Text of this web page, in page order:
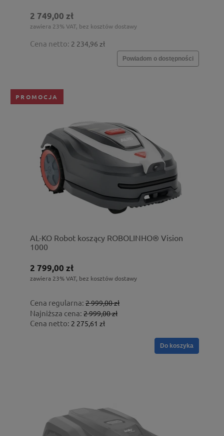
2 749,00 zł
zawiera 23% VAT, bez kosztów dostawy
Cena netto: 2 234,96 zł
Powiadom o dostępności
AL-KO Robot koszący ROBOLINHO® Vision
1000
2 799,00 zł
zawiera 23% VAT, bez kosztów dostawy
Cena regularna: 2 999,00 zł
Najniższa cena: 2 999,00 zł
Cena netto: 2 275,61 zł
Do koszyka
PROMOCJA